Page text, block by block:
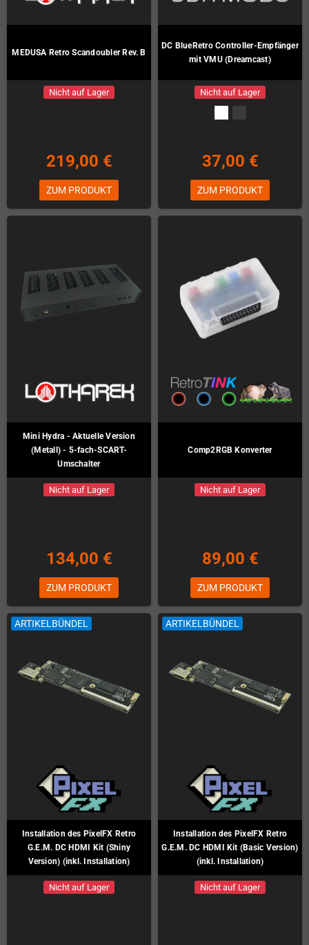
MEDUSA Retro Scandoubler Rev. B
Nicht auf Lager
219,00 €
ZUM PRODUKT
DC BlueRetro Controller-Empfänger
mit VMU (Dreamcast)
Nicht auf Lager
37,00 €
ZUM PRODUKT
Mini Hydra - Aktuelle Version
(Metall) - 5-fach-SCART-
Umschalter
Nicht auf Lager
134,00 €
ZUM PRODUKT
Comp2RGB Konverter
Nicht auf Lager
89,00 €
ZUM PRODUKT
ARTIKELBÜNDEL
Installation des PixelFX Retro
G.E.M. DC HDMI Kit (Shiny
Version) (inkl. Installation)
Nicht auf Lager
ARTIKELBÜNDEL
Installation des PixelFX Retro
G.E.M. DC HDMI Kit (Basic Version)
(inkl. Installation)
Nicht auf Lager